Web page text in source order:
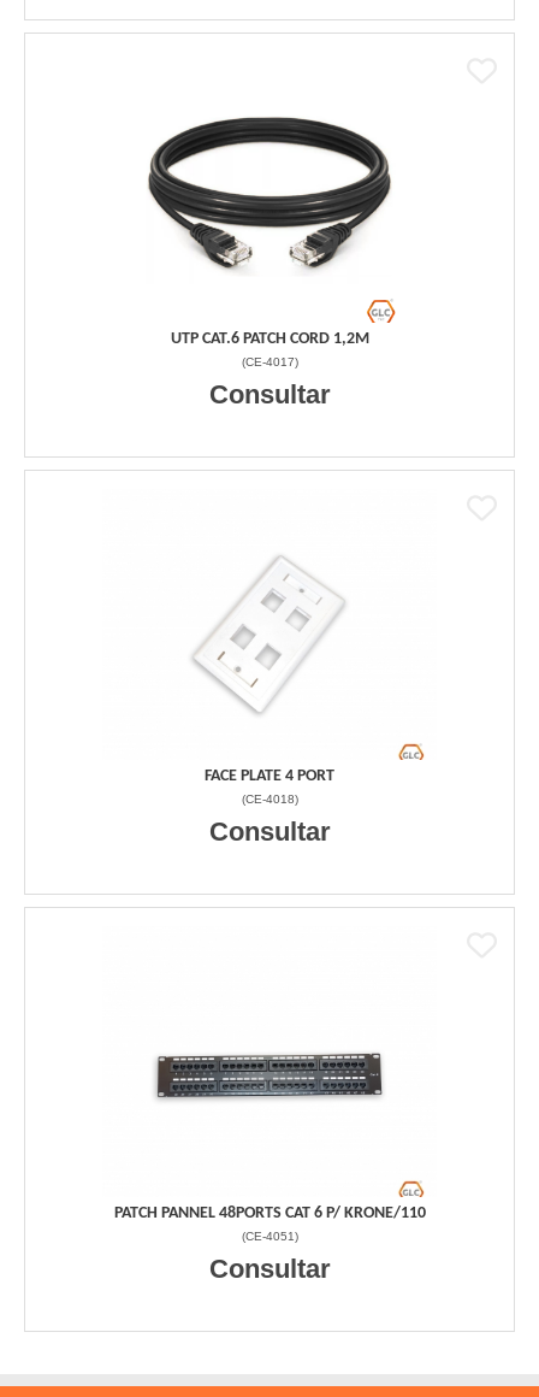
UTP CAT.6 PATCH CORD 1,2M
(CE-4017)
Consultar
FACE PLATE 4 PORT
(CE-4018)
Consultar
PATCH PANNEL 48PORTS CAT 6 P/ KRONE/110
(CE-4051)
Consultar